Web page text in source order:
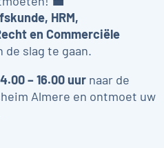
HRM,
en Commerciële
de slag te gaan.
– 16.00 uur naar de
Almere en ontmoet uw